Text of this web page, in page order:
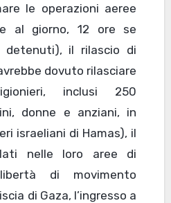
le operazioni aeree
al giorno, 12 ore se
detenuti), il rilascio di
dovuto rilasciare
inclusi 250
donne e anziani, in
israeliani di Hamas), il
nelle loro aree di
di movimento
di Gaza, l’ingresso a